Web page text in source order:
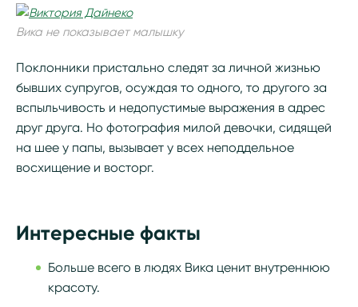
Вика не показывает малышку
Поклонники пристально следят за личной жизнью
бывших супругов, осуждая то одного, то другого за
вспыльчивость и недопустимые выражения в адрес
друг друга. Но фотография милой девочки, сидящей
на шее у папы, вызывает у всех неподдельное
восхищение и восторг.
Интересные факты
Больше всего в людях Вика ценит внутреннюю
красоту.